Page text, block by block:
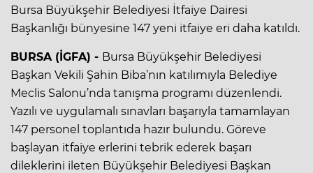
Bursa Büyükşehir Belediyesi İtfaiye Dairesi
Başkanlığı bünyesine 147 yeni itfaiye eri daha katıldı.
BURSA (İGFA) - Bursa Büyükşehir Belediyesi
Başkan Vekili Şahin Biba’nın katılımıyla Belediye
Meclis Salonu’nda tanışma programı düzenlendi.
Yazılı ve uygulamalı sınavları başarıyla tamamlayan
147 personel toplantıda hazır bulundu. Göreve
başlayan itfaiye erlerini tebrik ederek başarı
dileklerini ileten Büyükşehir Belediyesi Başkan